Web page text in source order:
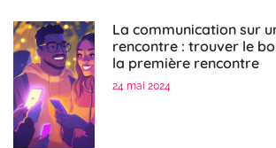
La communication sur
rencontre : trouver le
la première rencontre
24 mai 2024